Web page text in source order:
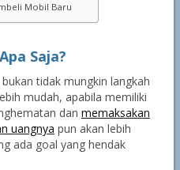
Mobil Baru
Saja?
tidak mungkin langkah
mudah, apabila memiliki
dan memaksakan
uangnya pun akan lebih
ada goal yang hendak